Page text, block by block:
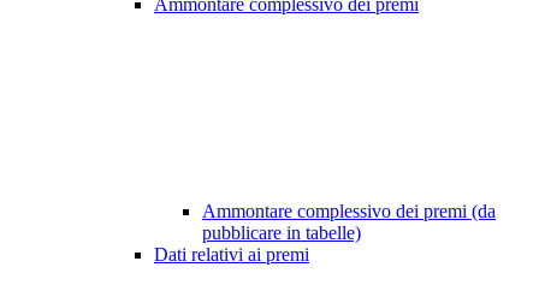
Ammontare complessivo dei premi
Ammontare complessivo dei premi (da
pubblicare in tabelle)
Dati relativi ai premi